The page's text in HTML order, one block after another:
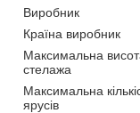
Виробник
Країна виробник
Максимальна
стелажа
Максимальна
ярусів